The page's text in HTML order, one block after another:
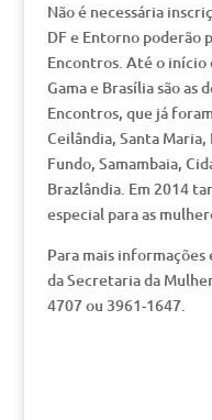
Não é necessária
DF e Entorno poderão
Encontros. Até o início
Gama e Brasília são as
Encontros, que já
Ceilândia, Santa Maria,
Fundo, Samambaia,
Brazlândia. Em 2014
especial para as
Para mais
da Secretaria da
4707 ou 3961-1647.